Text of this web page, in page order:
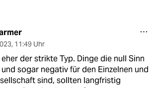
, 11:49 Uhr
eher der strikte Typ. Dinge die null Sinn
sogar negativ für den Einzelnen und
sind, sollten langfristig